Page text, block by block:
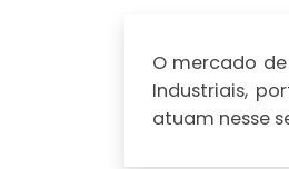
O mercado
Industriais,
atuam nesse